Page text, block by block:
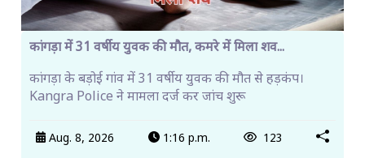
कांगड़ा में 31 वर्षीय युवक की मौत, कमरे में मिला शव...
कांगड़ा के बड़ोई गांव में 31 वर्षीय युवक की मौत से हड़कंप।
Kangra Police ने मामला दर्ज कर जांच शुरू
Aug. 8, 2026 1:16 p.m. 123